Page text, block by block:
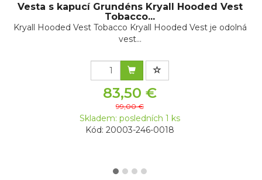
Vesta s kapucí Grundéns Kryall Hooded Vest
Tobacco...
Kryall Hooded Vest Tobacco Kryall Hooded Vest je odolná
vest...
83,50 €
99,00 €
Skladem: posledních 1 ks
Kód: 20003-246-0018